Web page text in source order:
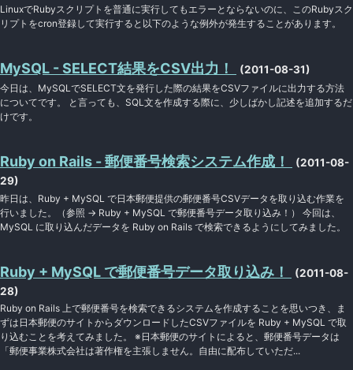
LinuxでRubyスクリプトを普通に実行してもエラーとならないのに、このRubyスク
リプトをcron登録して実行すると以下のような例外が発生することがあります。
MySQL - SELECT結果をCSV出力！ (2011-08-31)
今日は、MySQLでSELECT文を発行した際の結果をCSVファイルに出力する方法
についてです。 と言っても、SQL文を作成する際に、少しばかし記述を追加するだ
けです。
Ruby on Rails - 郵便番号検索システム作成！
(2011-08-
29)
昨日は、Ruby + MySQL で日本郵便提供の郵便番号CSVデータを取り込む作業を
行いました。（参照 → Ruby + MySQL で郵便番号データ取り込み！） 今回は、
MySQL に取り込んだデータを Ruby on Rails で検索できるようにしてみました。
Ruby + MySQL で郵便番号データ取り込み！
(2011-08-
28)
Ruby on Rails 上で郵便番号を検索できるシステムを作成することを思いつき、ま
ずは日本郵便のサイトからダウンロードしたCSVファイルを Ruby + MySQL で取
り込むことを考えてみました。 ※日本郵便のサイトによると、郵便番号データは
「郵便事業株式会社は著作権を主張しません。自由に配布していただ...